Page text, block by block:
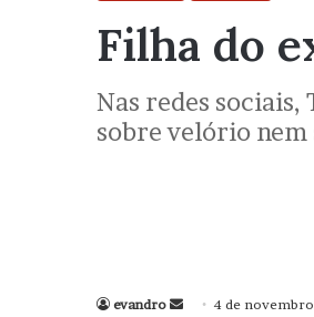
Filha do
Nas redes
sobre velório nem
evandro
Mande4 de